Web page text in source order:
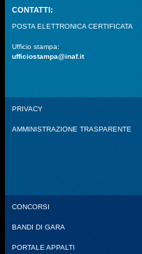
CONTATTI:
POSTA ELETTRONICA CERTIFICATA
Ufficio stampa:
ufficiostampa@inaf.it
PRIVACY
AMMINISTRAZIONE TRASPARENTE
CONCORSI
BANDI DI GARA
PORTALE APPALTI